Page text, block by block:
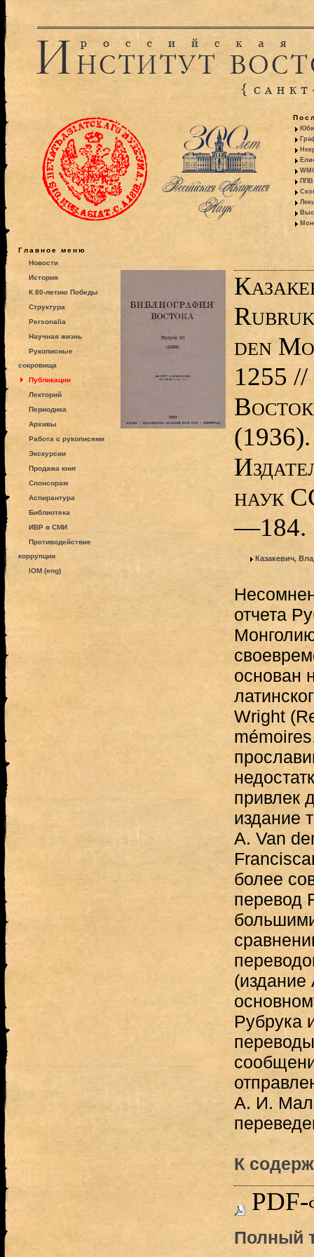
ППВ
Главное меню
Новости
История
К 80-летию Победы
Структура
Personalia
Научная жизнь
Рукописные
сокровища
Публикации
Лекторий
Периодика
Архивы
Работа с рукописями
Экскурсии
Продажа книг
Спонсорам
Аспирантура
Библиотека
ИВР в СМИ
Противодействие
коррупции
IOM (eng)
den
1255 //
наук
—184.
Казакевич,
отчета
основан
Wright
привлек
издание
A. Van
более
перевод
Рубрука
А. И.
К
PDF-
Полный